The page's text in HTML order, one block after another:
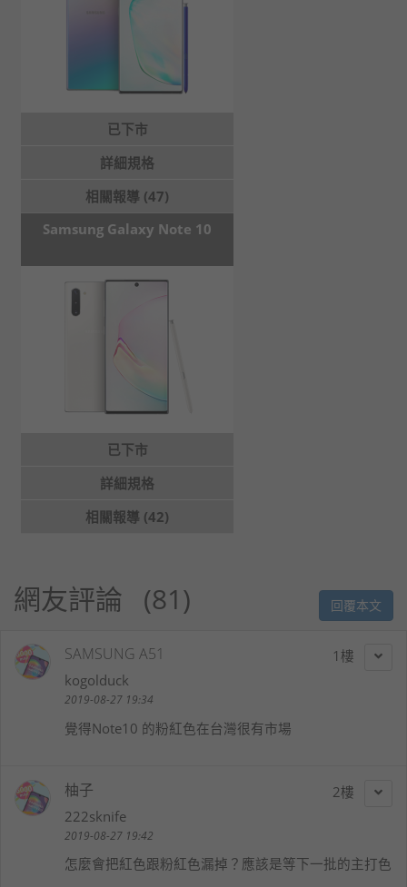
已下市
詳細規格
相關報導 (47)
Samsung Galaxy Note 10
已下市
詳細規格
相關報導 (42)
網友評論 81 回覆本文
1
SAMSUNG A51
kogolduck
2019-08-27 19:34
覺得Note10 的粉紅色在台灣很有市場
2
柚子
222sknife
2019-08-27 19:42
怎麼會把紅色跟粉紅色漏掉？應該是等下一批的主打色